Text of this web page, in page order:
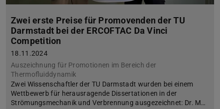
Zwei erste Preise für Promovenden der TU
Darmstadt bei der ERCOFTAC Da Vinci
Competition
18.11.2024
Auszeichnung für Promotionen im Bereich der
Thermofluiddynamik
Zwei Wissenschaftler der TU Darmstadt wurden bei einem
Wettbewerb für herausragende Dissertationen in der
Strömungsmechanik und Verbrennung ausgezeichnet: Dr. M…